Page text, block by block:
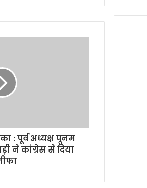
: पूर्व अध्यक्ष पूनम
ने कांग्रेस से दिया